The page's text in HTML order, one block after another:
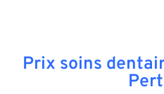
Prix soins